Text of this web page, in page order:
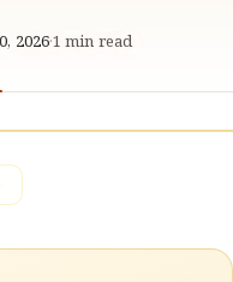
2026·1 min read